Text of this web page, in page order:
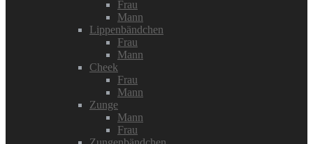
Frau
Mann
Lippenbändchen
Frau
Mann
Cheek
Frau
Mann
Zunge
Mann
Frau